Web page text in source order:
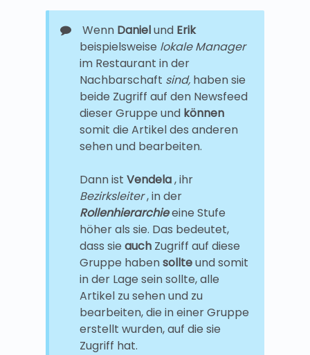
Wenn Danielund Erik
beispielsweise lokale Manager
im Restaurant in der
Nachbarschaft sind, haben sie
beide Zugriff auf den Newsfeed
dieser Gruppe und können
somit die Artikel des anderen
sehen und bearbeiten.
Dann ist Vendela, ihr
Bezirksleiter, in der
Rollenhierarchieeine Stufe
höher als sie. Das bedeutet,
dass sie auch Zugriff auf diese
Gruppe habensollteund somit
in der Lage sein sollte, alle
Artikel zu sehen und zu
bearbeiten, die in einer Gruppe
erstellt wurden, auf die sie
Zugriff hat.